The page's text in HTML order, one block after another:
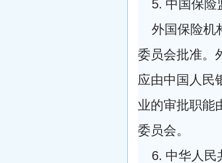
5. 中国保险
外国保险机
委员会批准。
应由中国人民
业的审批职能
委员会。
6. 中华人民